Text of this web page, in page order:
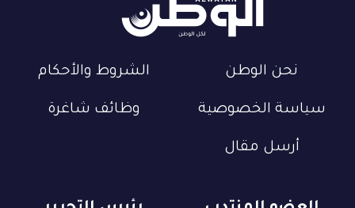
نحن الوطن الشروط والأحكام
سياسة الخصوصية وظائف شاغرة
أرسل مقال